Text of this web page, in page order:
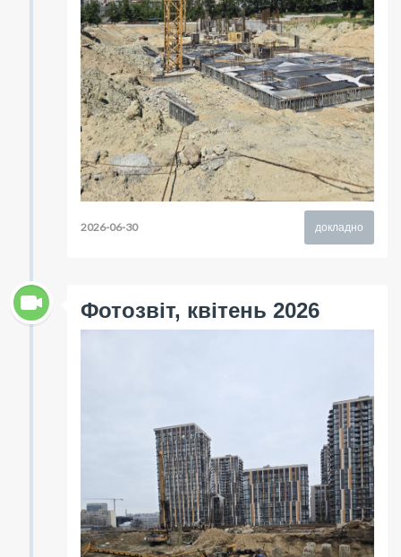
докладно
2026-06-30
Фотозвіт, квітень 2026